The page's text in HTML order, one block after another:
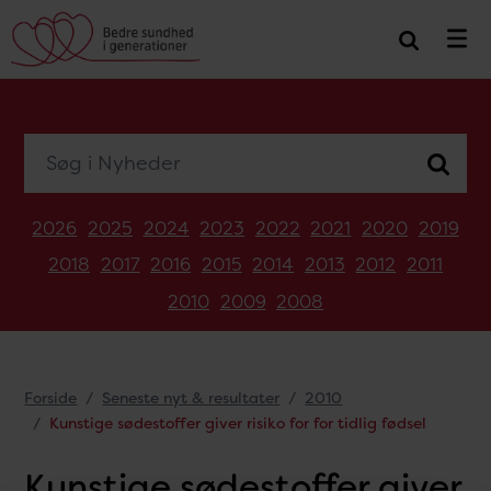
2026 2025 2024 2023 2022 2021 2020 2019
2018 2017 2016 2015 2014 2013 2012 2011
2010 2009 2008
Forside Seneste nyt & resultater
2010
Kunstige sødestoffer giver risiko for for tidlig fødsel